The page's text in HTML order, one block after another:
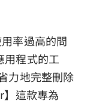
率過高的問
用程式的工
力地完整刪除
這款專為